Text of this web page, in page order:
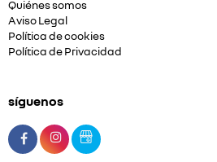
Quiénes somos
Aviso Legal
Política de cookies
Política de Privacidad
síguenos